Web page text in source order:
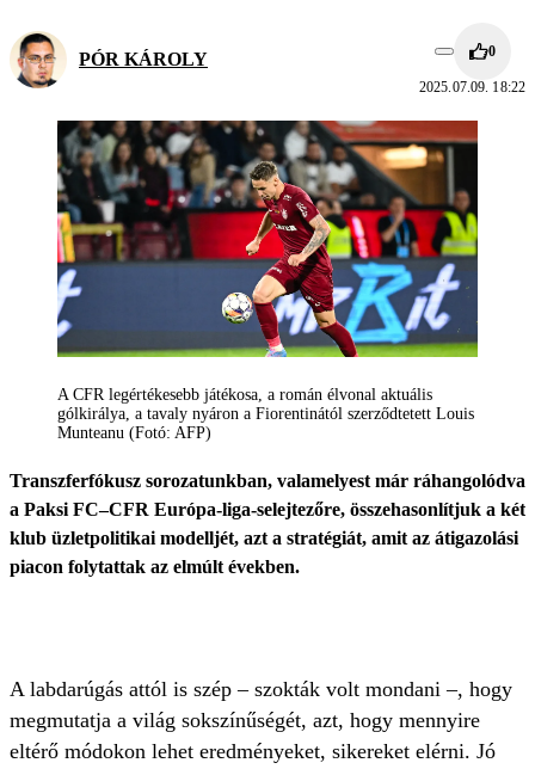
PÓR KÁROLY 0
2025.07.09. 18:22
A CFR legértékesebb játékosa, a román élvonal aktuális
gólkirálya, a tavaly nyáron a Fiorentinától szerződtetett Louis
Munteanu (Fotó: AFP)
Transzferfókusz sorozatunkban, valamelyest már ráhangolódva
a Paksi FC–CFR Európa-liga-selejtezőre, összehasonlítjuk a két
klub üzletpolitikai modelljét, azt a stratégiát, amit az átigazolási
piacon folytattak az elmúlt években.
A labdarúgás attól is szép – szokták volt mondani –, hogy
megmutatja a világ sokszínűségét, azt, hogy mennyire
eltérő módokon lehet eredményeket, sikereket elérni. Jó